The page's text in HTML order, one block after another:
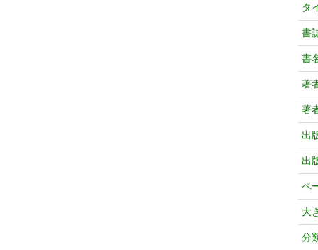
タ
書
書
著
著
出
出
ペ
大
分